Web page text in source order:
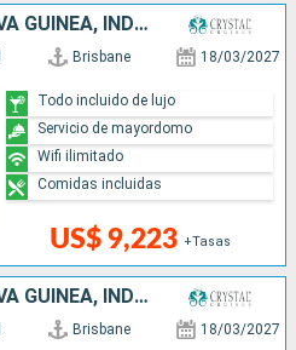
AUSTRALIA, PAPÚA NUEVA GUINEA, INDONESIA
Brisbane 18/03/2027
US$ 9,223 +Tasas
Todo incluido de lujo
Servicio de mayordomo
Wifi ilimitado
Comidas incluidas
AUSTRALIA, PAPÚA NUEVA GUINEA, INDONESIA, SINGAPUR, TAILANDIA, VIETNAM, BRUNEI, MALASIA, FILIPINAS, CHINA
Brisbane 18/03/2027